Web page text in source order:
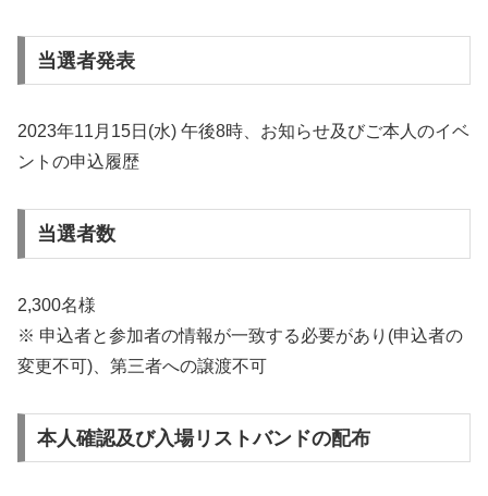
当選者発表
2023年11月15日(水) 午後8時、お知らせ及びご本人のイベ
ントの申込履歴
当選者数
2,300名様
※ 申込者と参加者の情報が一致する必要があり(申込者の
変更不可)、第三者への譲渡不可
本人確認及び入場リストバンドの配布